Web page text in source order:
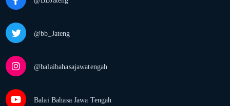
@bb_Jateng
@balaibahasajawatengah
Balai Bahasa Jawa Tengah